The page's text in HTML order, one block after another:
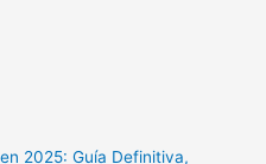
2025: Guía Definitiva,